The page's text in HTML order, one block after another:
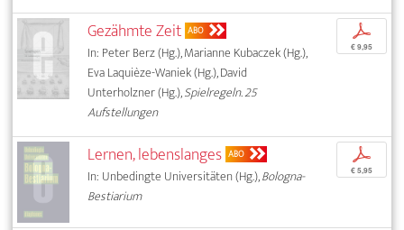
Gezähmte Zeit ABO
In: Peter Berz (Hg.), Marianne Kubaczek (Hg.),
Eva Laquièze-Waniek (Hg.), David
Unterholzner (Hg.),Spielregeln. 25
Aufstellungen
p
€ 9,95
Lernen, lebenslanges ABO
In: Unbedingte Universitäten (Hg.),Bologna-
Bestiarium
p
€ 5,95